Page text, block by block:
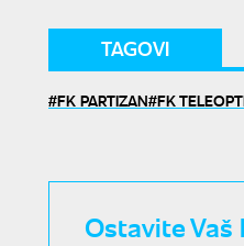
TAGOVI
FK PARTIZAN FK
Ostavite Vaš